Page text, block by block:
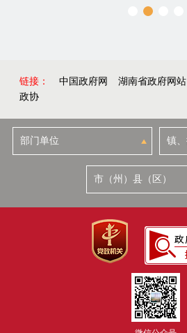
链接： 中国政府网 湖南省政府网站
政协